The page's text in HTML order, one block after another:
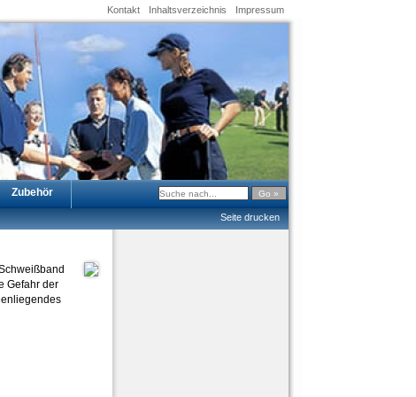
Kontakt Inhaltsverzeichnis Impressum
Zubehör
Seite drucken
Gefahr der